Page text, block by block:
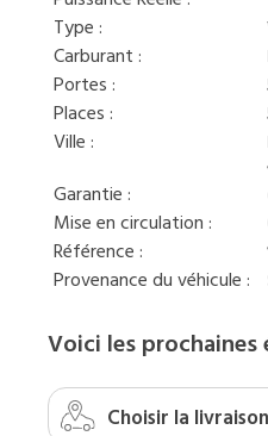
Type :
Carburant :
Portes :
Places :
Ville :
Garantie :
Mise en circulation :
Référence :
Provenance du véhicule :
Voici les prochaines
Choisir la livraison